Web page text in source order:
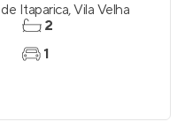
Itaparica,Vila Velha
2
1